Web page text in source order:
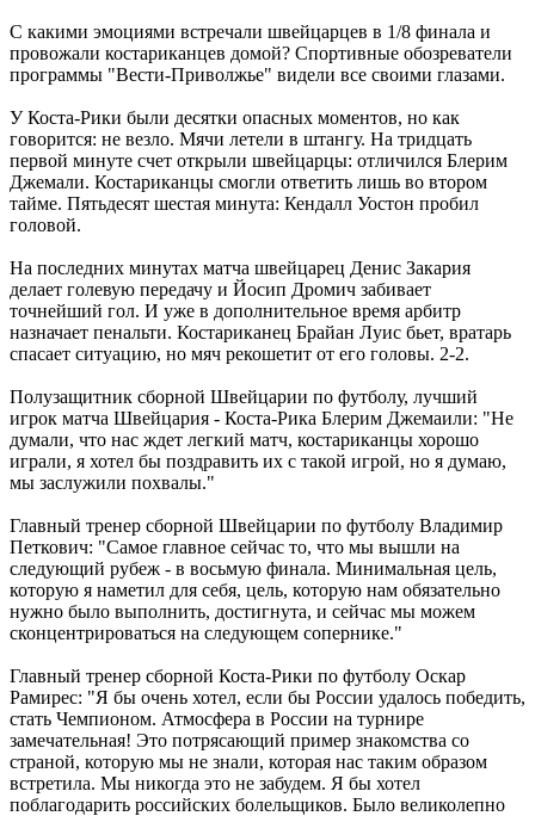
С какими эмоциями встречали швейцарцев в 1/8 финала и
провожали костариканцев домой? Спортивные обозреватели
программы "Вести-Приволжье" видели все своими глазами.
У Коста-Рики были десятки опасных моментов, но как
говорится: не везло. Мячи летели в штангу. На тридцать
первой минуте счет открыли швейцарцы: отличился Блерим
Джемали. Костариканцы смогли ответить лишь во втором
тайме. Пятьдесят шестая минута: Кендалл Уостон пробил
головой.
На последних минутах матча швейцарец Денис Закария
делает голевую передачу и Йосип Дромич забивает
точнейший гол. И уже в дополнительное время арбитр
назначает пенальти. Костариканец Брайан Луис бьет, вратарь
спасает ситуацию, но мяч рекошетит от его головы. 2-2.
Полузащитник сборной Швейцарии по футболу, лучший
игрок матча Швейцария - Коста-Рика Блерим Джемаили: "Не
думали, что нас ждет легкий матч, костариканцы хорошо
играли, я хотел бы поздравить их с такой игрой, но я думаю,
мы заслужили похвалы."
Главный тренер сборной Швейцарии по футболу Владимир
Петкович: "Самое главное сейчас то, что мы вышли на
следующий рубеж - в восьмую финала. Минимальная цель,
которую я наметил для себя, цель, которую нам обязательно
нужно было выполнить, достигнута, и сейчас мы можем
сконцентрироваться на следующем сопернике."
Главный тренер сборной Коста-Рики по футболу Оскар
Рамирес: "Я бы очень хотел, если бы России удалось победить,
стать Чемпионом. Атмосфера в России на турнире
замечательная! Это потрясающий пример знакомства со
страной, которую мы не знали, которая нас таким образом
встретила. Мы никогда это не забудем. Я бы хотел
поблагодарить российских болельщиков. Было великолепно